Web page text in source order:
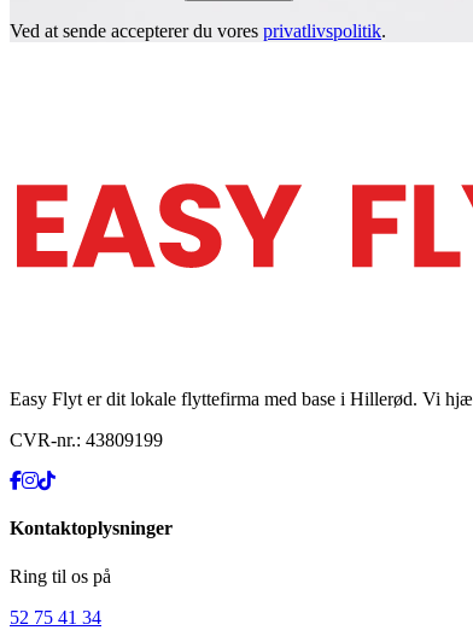
Ved at sende accepterer du vores privatlivspolitik.
Easy Flyt er dit lokale flyttefirma med base i Hillerød. Vi
CVR-nr.: 43809199
Kontaktoplysninger
Ring til os på
52 75 41 34